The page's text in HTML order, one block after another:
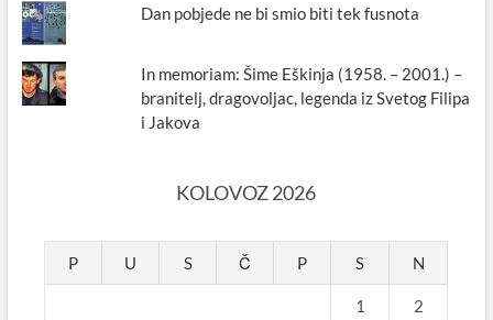
Dan pobjede ne bi smio biti tek fusnota
In memoriam: Šime Eškinja (1958. – 2001.) –
branitelj, dragovoljac, legenda iz Svetog Filipa
i Jakova
KOLOVOZ 2026
P U S Č P S N
1 2